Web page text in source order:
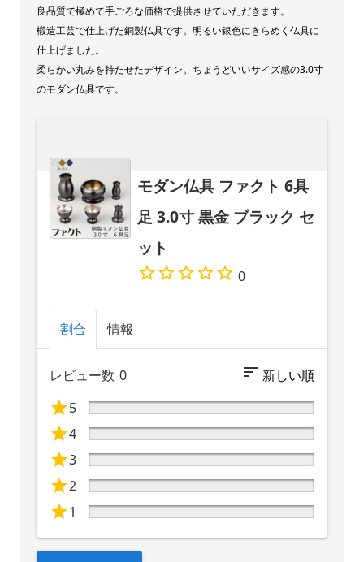
良品質で極めて手ごろな価格で提供させていただきます。
椴造工芸で仕上げた銅製仏具です。明るい銀色にきらめく仏具に
仕上げました。
柔らかい丸みを持たせたデザイン。ちょうどいいサイズ感の3.0寸
のモダン仏具です。
モダン仏具 ファクト 6具
足 3.0寸 黒金 ブラック セ
ット
0
割合 情報
レビュー数 0
5
4
3
2
1